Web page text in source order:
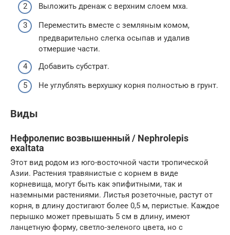
Выложить дренаж с верхним слоем мха.
Переместить вместе с земляным комом,
предварительно слегка осыпав и удалив
отмершие части.
Добавить субстрат.
Не углублять верхушку корня полностью в грунт.
Виды
Нефролепис возвышенный / Nephrolepis
exaltata
Этот вид родом из юго-восточной части тропической
Азии. Растения травянистые с корнем в виде
корневища, могут быть как эпифитными, так и
наземными растениями. Листья розеточные, растут от
корня, в длину достигают более 0,5 м, перистые. Каждое
перышко может превышать 5 см в длину, имеют
ланцетную форму, светло-зеленого цвета, но с